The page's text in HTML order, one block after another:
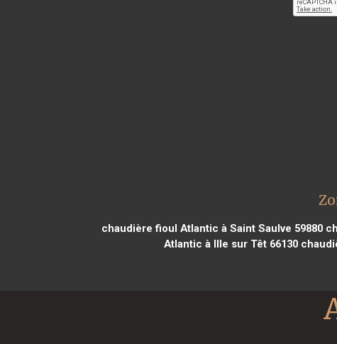
chaudière fioul Atlantic à Saint Saulve 59880
Atlantic à Ille sur Têt 66130